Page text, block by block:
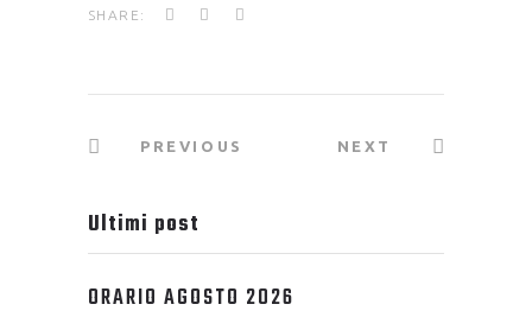
SHARE:
PREVIOUS NEXT
Ultimi post
ORARIO AGOSTO 2026